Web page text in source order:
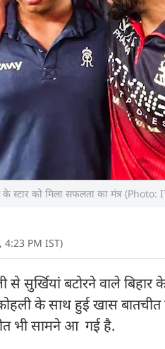
स्टार को मिला सफलता का मंत्र (Photo:
PM IST)
बटोरने वाले बिहार
के साथ हुई खास
भी सामने आ गई है.